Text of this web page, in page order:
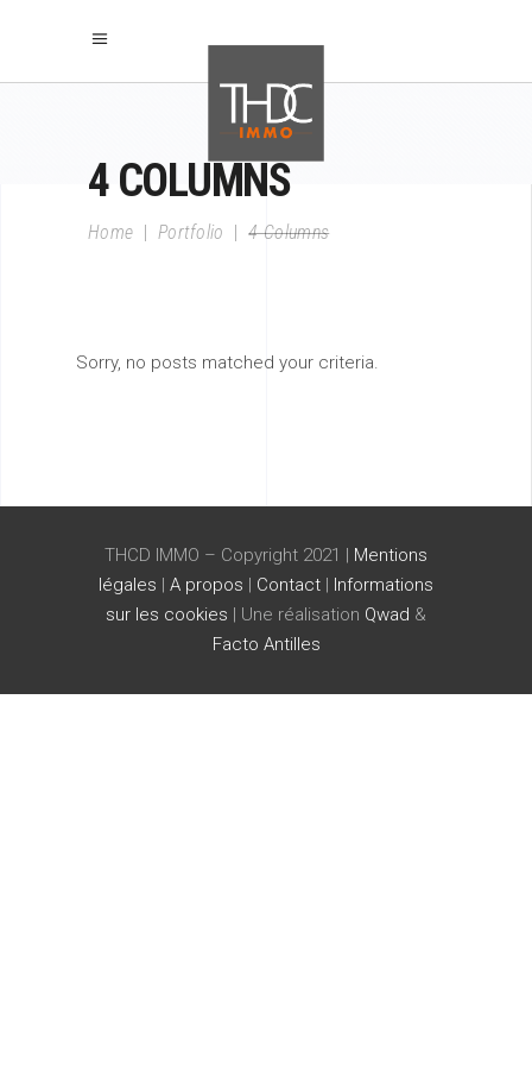
4 COLUMNS
Home Portfolio |4 Columns
Sorry, no posts matched your criteria.
THCD IMMO – Copyright 2021 | Mentions
légales | A propos | Contact | Informations
sur les cookies | Une réalisation Qwad &
Facto Antilles